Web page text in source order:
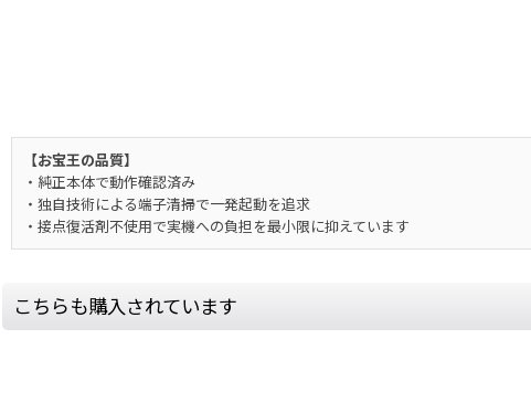
【お宝王の品質】
・純正本体で動作確認済み
・独自技術による端子清掃で一発起動を追求
・接点復活剤不使用で実機への負担を最小限に抑えています
こちらも購入されています